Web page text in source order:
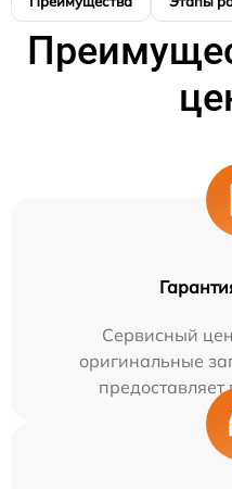
Сервисный
оригинальные